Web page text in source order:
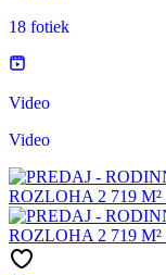
18 fotiek
Video
Video